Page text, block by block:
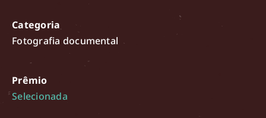
Categoria
Fotografia documental
Prêmio
Selecionada